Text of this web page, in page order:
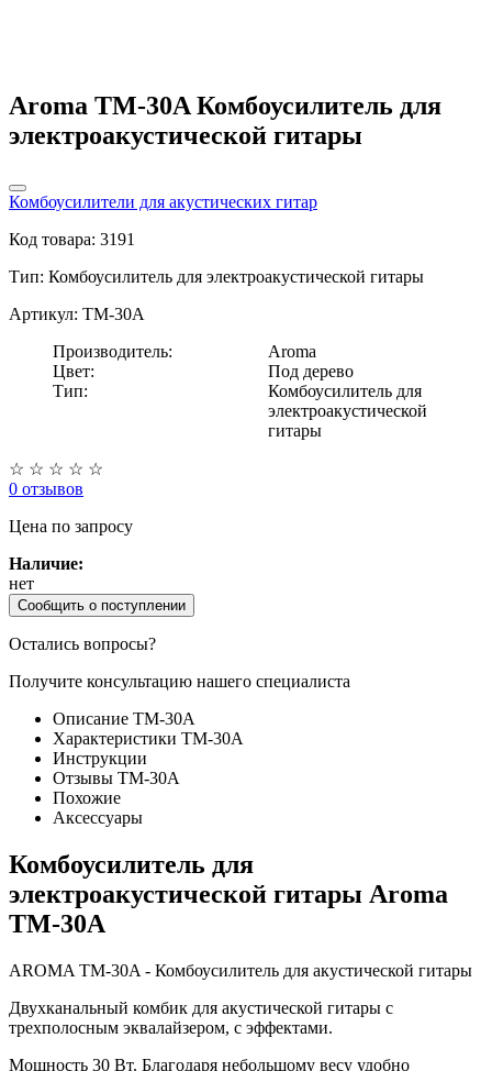
Aroma TM-30A Комбоусилитель для
электроакустической гитары
Комбоусилители для акустических гитар
Код товара: 3191
Тип: Комбоусилитель для электроакустической гитары
Артикул: TM-30A
Производитель:
Aroma
Цвет:
Под дерево
Тип:
Комбоусилитель для
электроакустической
гитары
☆ ☆ ☆ ☆ ☆
0 отзывов
Цена по запросу
Наличие:
нет
Сообщить о поступлении
Остались вопросы?
Получите консультацию нашего специалиста
Описание TM-30A
Характеристики TM-30A
Инструкции
Отзывы TM-30A
Похожие
Аксессуары
Комбоусилитель для
электроакустической гитары Aroma
TM-30A
AROMA TM-30A - Комбоусилитель для акустической гитары
Двухканальный комбик для акустической гитары с
трехполосным эквалайзером, с эффектами.
Мощность 30 Вт. Благодаря небольшому весу удобно